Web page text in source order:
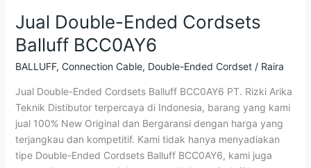
Jual Double-Ended Cordsets
Balluff BCC0AY6
BALLUFF, Connection Cable, Double-Ended Cordset/ Raira
Jual Double-Ended Cordsets Balluff BCC0AY6 PT. Rizki Arika
Teknik Distibutor terpercaya di Indonesia, barang yang kami
jual 100% New Original dan Bergaransi dengan harga yang
terjangkau dan kompetitif. Kami tidak hanya menyadiakan
tipe Double-Ended Cordsets Balluff BCC0AY6, kami juga